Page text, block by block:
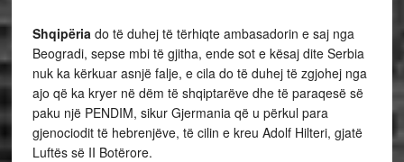
Shqipëria do të duhej të tërhiqte ambasadorin e saj nga
Beogradi, sepse mbi të gjitha, ende sot e kësaj dite Serbia
nuk ka kërkuar asnjë falje, e cila do të duhej të zgjohej nga
ajo që ka kryer në dëm të shqiptarëve dhe të paraqesë së
paku një PENDIM, sikur Gjermania që u përkul para
gjenociodit të hebrenjëve, të cilin e kreu Adolf Hilteri, gjatë
Luftës së II Botërore.